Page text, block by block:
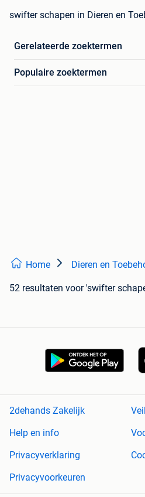
swifter schapen in Dieren en
Gerelateerde zoektermen
Populaire zoektermen
Home Dieren en
52 resultaten voor 'swifter
2dehands Zakelijk
Help en info
Privacyverklaring
Privacyvoorkeuren